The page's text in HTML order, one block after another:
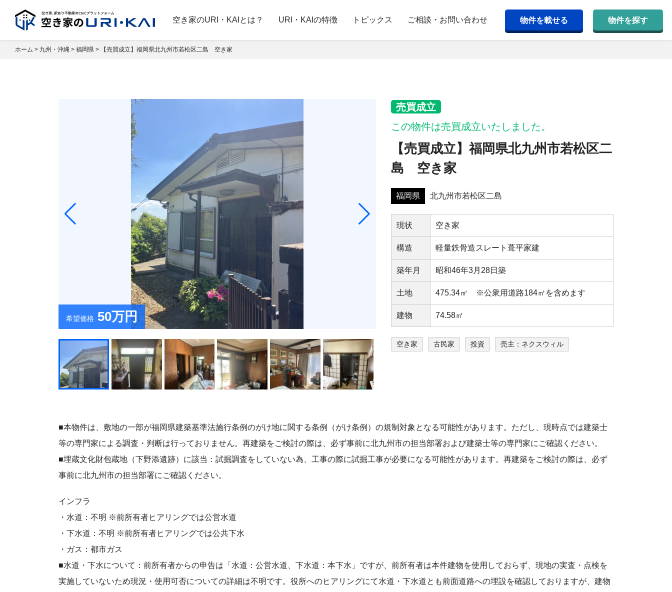
空き家のURI・KAIとは？ URI・KAIの特徴 トピックス ご相談・お問い合わせ 物件を載せる 物件を探す
ホーム > 九州・沖縄 > 福岡県 > 【売買成立】福岡県北九州市若松区二島 空き家
希望価格 50万円
売買成立
この物件は売買成立いたしました。
【売買成立】福岡県北九州市若松区二
島 空き家
福岡県 北九州市若松区二島
現状 空き家
構造 軽量鉄骨造スレート葺平家建
築年⽉ 昭和46年3月28日築
⼟地 475.34㎡ ※公衆用道路184㎡を含めます
建物 74.58㎡
空き家 古民家 投資 売主：ネクスウィル
■本物件は、敷地の⼀部が福岡県建築基準法施⾏条例のがけ地に関する条例（がけ条例）の規制対象となる可能性があります。ただし、現時点では建築⼠
等の専⾨家による調査・判断は⾏っておりません。再建築をご検討の際は、必ず事前に北九州市の担当部署および建築⼠等の専⾨家にご確認ください。
■埋蔵⽂化財包蔵地（下野添遺跡）に該当：試掘調査をしていない為、⼯事の際に試掘⼯事が必要になる可能性があります。再建築をご検討の際は、必ず
事前に北九州市の担当部署にご確認ください。
インフラ
・水道：不明 ※前所有者ヒアリングでは公営⽔道
・下水道：不明 ※前所有者ヒアリングでは公共下⽔
・ガス：都市ガス
■⽔道・下⽔について：前所有者からの申告は「⽔道：公営⽔道、下⽔道：本下⽔」ですが、前所有者は本件建物を使⽤しておらず、現地の実査・点検を
実施していないため現況・使⽤可否についての詳細は不明です。役所へのヒアリングにて⽔道・下⽔道とも前⾯道路への埋設を確認しておりますが、建物